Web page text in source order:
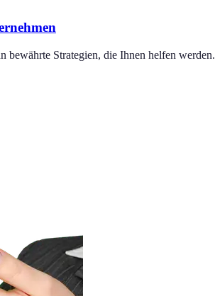
Strategien, die Ihnen helfen werden.